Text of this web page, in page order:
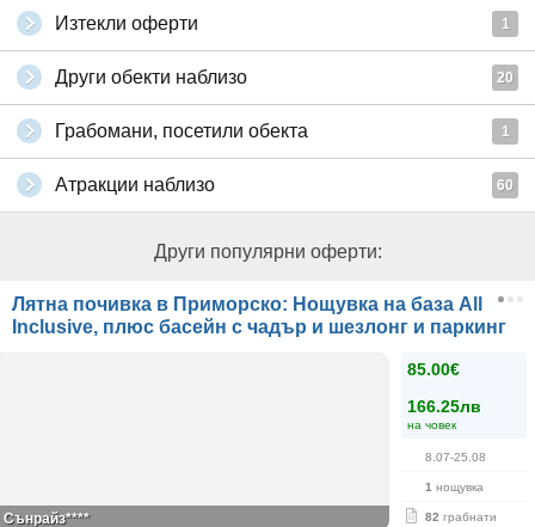
Изтекли оферти 1
Други обекти наблизо 20
Грабомани, посетили обекта 1
Атракции наблизо 60
Други популярни оферти:
Лятна почивка в Приморско: Нощувка на база All
Inclusive, плюс басейн с чадър и шезлонг и паркинг
85.00€
166.25лв
на човек
8.07-25.08
1 нощувка
82 грабнати
Сънрайз****